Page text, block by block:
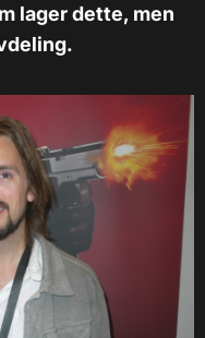
lager dette, men